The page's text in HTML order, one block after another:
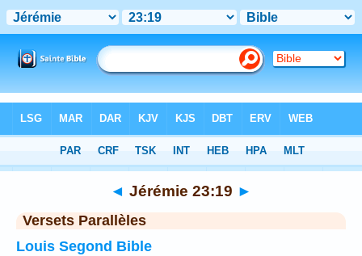
Chapitre 23 > Verset 19
◄ Jérémie 23:19 ►
Versets Parallèles
Louis Segond Bible